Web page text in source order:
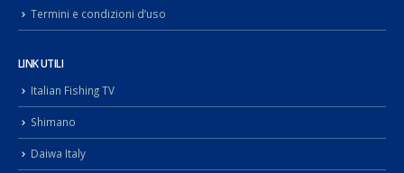
Termini e condizioni d’uso
LINK UTILI
Italian Fishing TV
Shimano
Daiwa Italy